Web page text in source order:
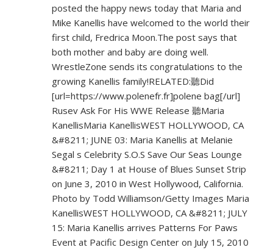
posted the happy news today that Maria and
Mike Kanellis have welcomed to the world their
first child, Fredrica Moon.The post says that
both mother and baby are doing well.
WrestleZone sends its congratulations to the
growing Kanellis family!RELATED:聽Did
[url=https://www.polenefr.fr]polene bag[/url]
Rusev Ask For His WWE Release 聽Maria
KanellisMaria KanellisWEST HOLLYWOOD, CA
&#8211; JUNE 03: Maria Kanellis at Melanie
Segal s Celebrity S.O.S Save Our Seas Lounge
&#8211; Day 1 at House of Blues Sunset Strip
on June 3, 2010 in West Hollywood, California.
Photo by Todd Williamson/Getty Images Maria
KanellisWEST HOLLYWOOD, CA &#8211; JULY
15: Maria Kanellis arrives Patterns For Paws
Event at Pacific Design Center on July 15, 2010